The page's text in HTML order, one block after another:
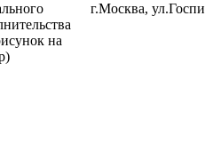
на
г.Москва,